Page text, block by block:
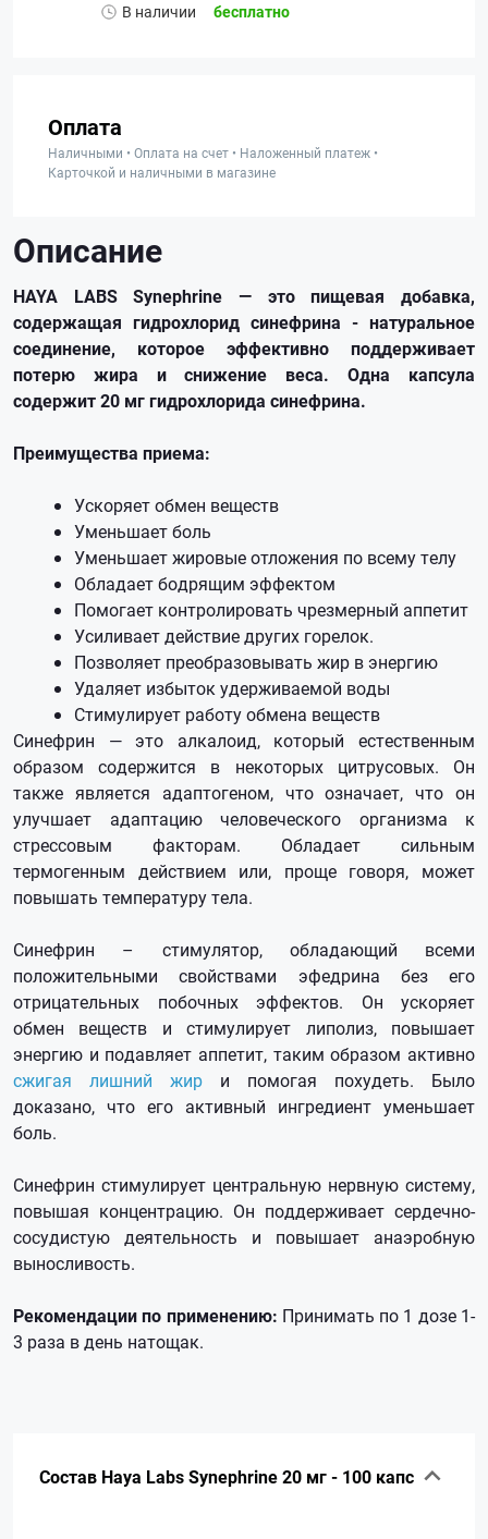
В наличии бесплатно
Оплата
Наличными • Оплата на счет • Наложенный платеж •
Карточкой и наличными в магазине
Описание
HAYA LABS Synephrine — это пищевая добавка,
содержащая гидрохлорид синефрина - натуральное
соединение, которое эффективно поддерживает
потерю жира и снижение веса. Одна капсула
содержит 20 мг гидрохлорида синефрина.
Преимущества приема:
Ускоряет обмен веществ
Уменьшает боль
Уменьшает жировые отложения по всему телу
Обладает бодрящим эффектом
Помогает контролировать чрезмерный аппетит
Усиливает действие других горелок.
Позволяет преобразовывать жир в энергию
Удаляет избыток удерживаемой воды
Стимулирует работу обмена веществ
Синефрин — это алкалоид, который естественным
образом содержится в некоторых цитрусовых. Он
также является адаптогеном, что означает, что он
улучшает адаптацию человеческого организма к
стрессовым факторам. Обладает сильным
термогенным действием или, проще говоря, может
повышать температуру тела.
Синефрин – стимулятор, обладающий всеми
положительными свойствами эфедрина без его
отрицательных побочных эффектов. Он ускоряет
обмен веществ и стимулирует липолиз, повышает
энергию и подавляет аппетит, таким образом активно
сжигая лишний жир и помогая похудеть. Было
доказано, что его активный ингредиент уменьшает
боль.
Синефрин стимулирует центральную нервную систему,
повышая концентрацию. Он поддерживает сердечно-
сосудистую деятельность и повышает анаэробную
выносливость.
Рекомендации по применению: Принимать по 1 дозе 1-
3 раза в день натощак.
Состав Haya Labs Synephrine 20 мг - 100 капс